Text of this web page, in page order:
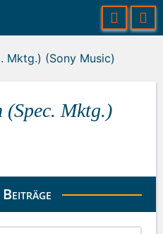
Mktg.) (Sony Music)
(Spec. Mktg.)